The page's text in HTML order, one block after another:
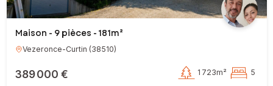
Maison - 9 pièces - 181m²
Vezeronce-Curtin (38510)
389 000 € 1 723m² 5